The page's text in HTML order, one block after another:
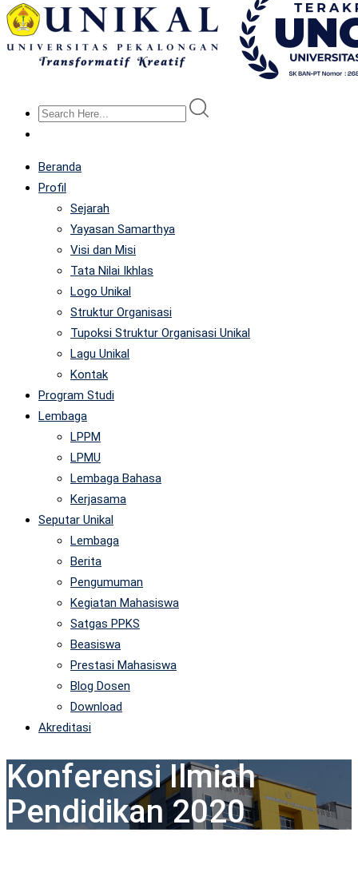
Beranda
Profil
Sejarah
Yayasan Samarthya
Visi dan Misi
Tata Nilai Ikhlas
Logo Unikal
Struktur Organisasi
Tupoksi Struktur Organisasi Unikal
Lagu Unikal
Kontak
Program Studi
Lembaga
LPPM
LPMU
Lembaga Bahasa
Kerjasama
Seputar Unikal
Lembaga
Berita
Pengumuman
Kegiatan Mahasiswa
Satgas PPKS
Beasiswa
Prestasi Mahasiswa
Blog Dosen
Download
Akreditasi
Konferensi Ilmiah
Pendidikan 2020